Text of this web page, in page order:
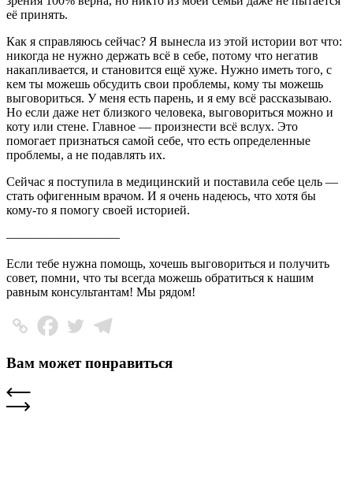
её принять.
Как я справляюсь сейчас? Я вынесла из этой истории вот что:
никогда не нужно держать всё в себе, потому что негатив
накапливается, и становится ещё хуже. Нужно иметь того, с
кем ты можешь обсудить свои проблемы, кому ты можешь
выговориться. У меня есть парень, и я ему всё рассказываю.
Но если даже нет близкого человека, выговориться можно и
коту или стене. Главное — произнести всё вслух. Это
помогает признаться самой себе, что есть определенные
проблемы, а не подавлять их.
Сейчас я поступила в медицинский и поставила себе цель —
стать офигенным врачом. И я очень надеюсь, что хотя бы
кому-то я помогу своей историей.
—————————
Если тебе нужна помощь, хочешь выговориться и получить
совет, помни, что ты всегда можешь обратиться к нашим
равным консультантам! Мы рядом!
Вам может понравиться